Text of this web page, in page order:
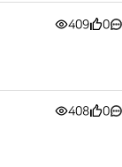
409 0
408 0